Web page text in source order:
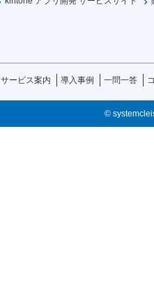
サービス案内 導入事例 一問一答
©